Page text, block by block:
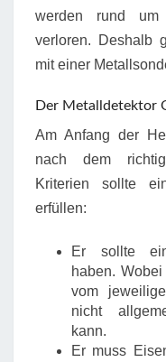
werden rund
verloren. Deshalb
mit einer
Der Metalldetektor
Am Anfang der
nach dem
Kriterien sollte
erfüllen:
Er sollte
haben.
vom
nicht
kann.
Er muss